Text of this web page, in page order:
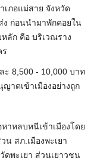
เภอแม่สาย จังหวัด
ง ก่อนนำมาพักคอยใน
ลัก คือ บริเวณราง
ร
8,500 - 10,000 บาท
ญาตเข้าเมืองอย่างถูก
าหลบหนีเข้าเมืองโดย
สภ.เมืองพะเยา
ดพะเยา ส่วนเยาวชน